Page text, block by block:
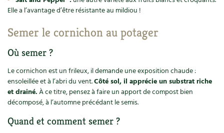
Conception et gros oeuvre
Matériaux écologiques
Énergie
Gestion de l’eau
Entretien de la maison
Décoration et petit bricolage
Trocs & petites annonces
Appels à témoignage
Bonnes adresses
Liste des pépiniéristes
Mieux consommer
Elle a l’avantage d’être résistante au mildiou !
Semer le cornichon au potager
Où semer ?
Le cornichon est un frileux, il demande une exposition chaude :
ensoleillée et à l’abri du vent.Côté sol, il apprécie un substrat riche
et drainé.À ce titre, pensez à faire un apport de compost bien
décomposé, à l’automne précédant le semis.
Quand et comment semer ?